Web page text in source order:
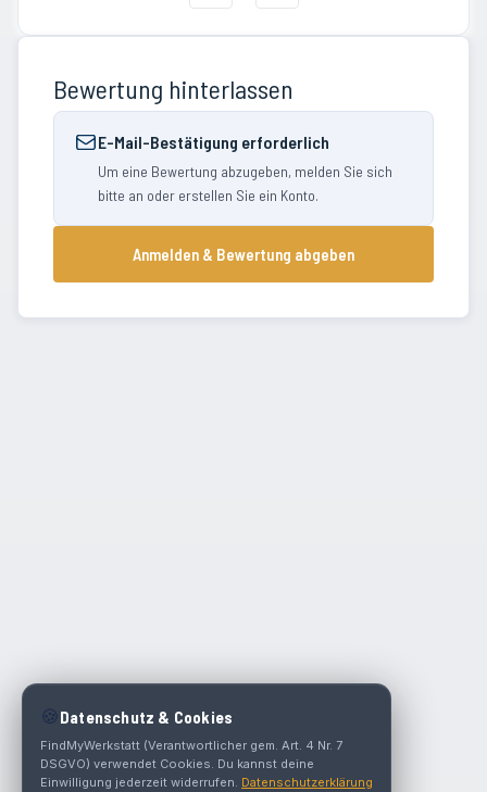
Bewertung hinterlassen
E-Mail-Bestätigung erforderlich
Um eine Bewertung abzugeben, melden Sie sich
bitte an oder erstellen Sie ein Konto.
Anmelden & Bewertung abgeben
🍪 Datenschutz & Cookies
FindMyWerkstatt (Verantwortlicher gem. Art. 4 Nr. 7
DSGVO) verwendet Cookies. Du kannst deine
Einwilligung jederzeit widerrufen. Datenschutzerklärung